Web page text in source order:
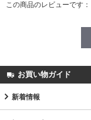
この商品のレビューです：
お買い物ガイド
新着情報